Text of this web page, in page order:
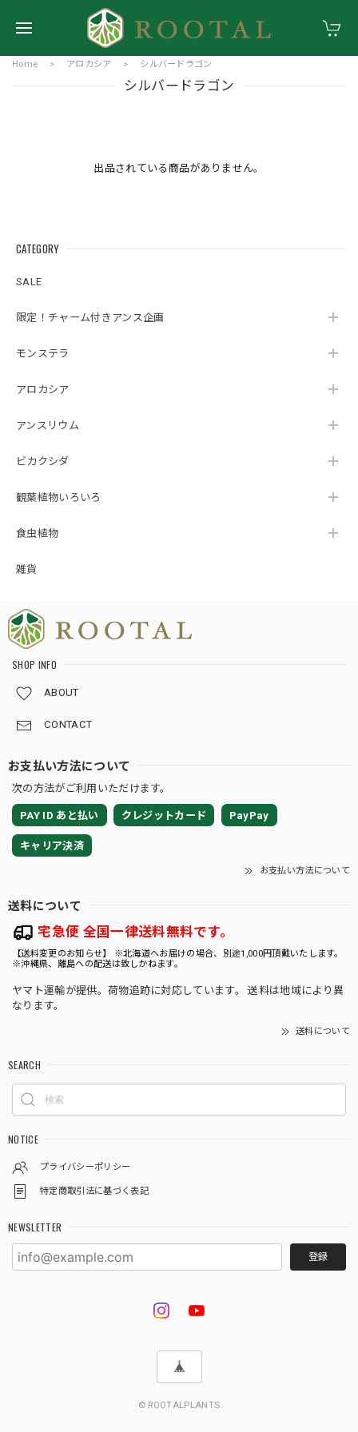
Home アロカシア シルバードラゴン
シルバードラゴン
出品されている商品がありません。
CATEGORY
SALE
限定！チャーム付きアンス企画
モンステラ
アロカシア
アンスリウム
ビカクシダ
観葉植物いろいろ
食虫植物
雑貨
SHOP INFO
ABOUT
CONTACT
お支払い方法について
次の方法がご利用いただけます。
PAY ID あと払い クレジットカード PayPay
キャリア決済
お支払い方法について
送料について
宅急便 全国一律送料無料です。
【送料変更のお知らせ】 ※北海道へお届けの場合、別途1,000円頂戴いたします。
※沖縄県、離島への配送は致しかねます。
ヤマト運輸が提供。荷物追跡に対応しています。 送料は地域により異
なります。
送料について
SEARCH
NOTICE
プライバシーポリシー
特定商取引法に基づく表記
NEWSLETTER
登録
© ROOTALPLANTS